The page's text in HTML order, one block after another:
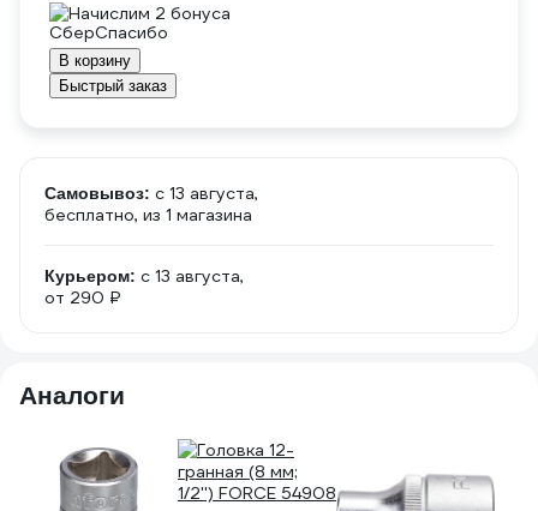
Начислим 2 бонуса
В корзину
Быстрый заказ
Самовывоз: c 13 августа,
бесплатно, из 1 магазина
Курьером: c 13 августа,
от 290 ₽
Аналоги